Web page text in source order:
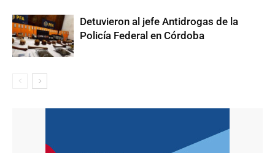
Detuvieron al jefe Antidrogas de la
Policía Federal en Córdoba